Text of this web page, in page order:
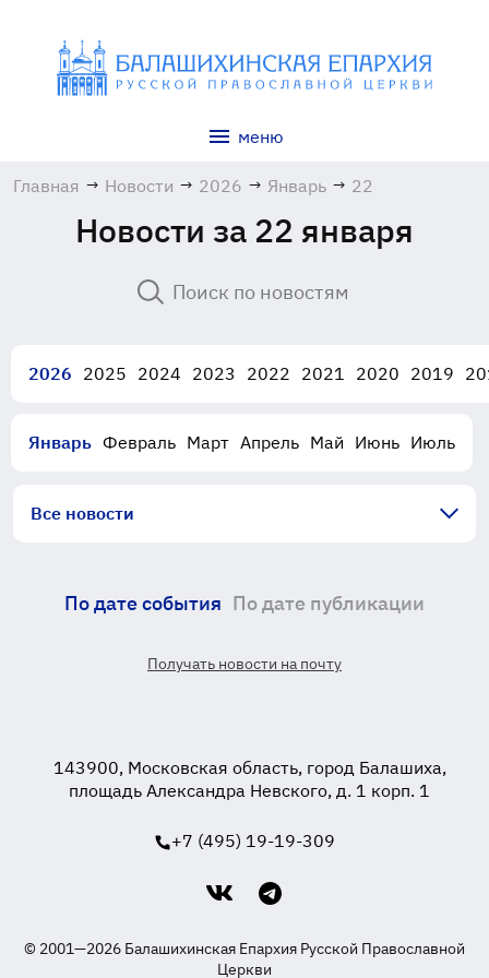
меню
Главная → Новости → 2026 → Январь → 22
Новости за 22 января
2026 2025 2024 2023 2022 2021 2020 2019
Январь Февраль Март Апрель Май Июнь Июль
Все новости
По дате события По дате публикации
Получать новости на почту
143900, Московская область, город Балашиха,
площадь Александра Невского, д. 1 корп. 1
+7 (495) 19-19-309
© 2001—2026 Балашихинская Епархия Русской Православной
Церкви